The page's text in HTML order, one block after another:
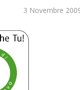
3 Novembre